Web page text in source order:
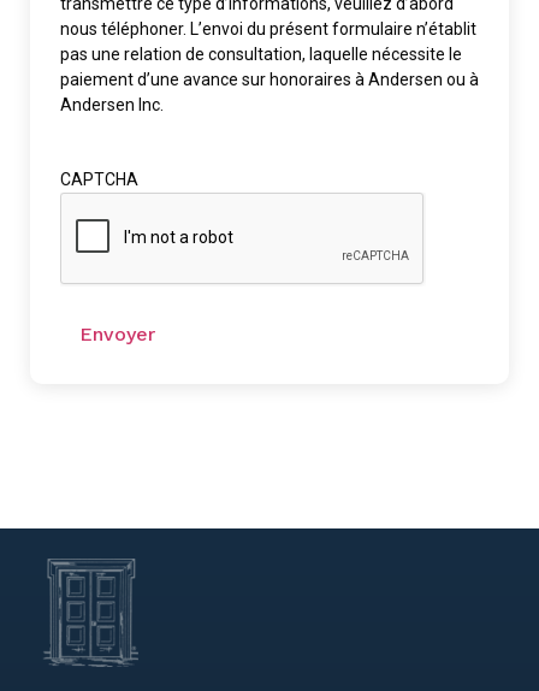
nous téléphoner. L’envoi du présent formulaire n’établit
pas une relation de consultation, laquelle nécessite le
paiement d’une avance sur honoraires à Andersen ou à
Andersen Inc.
CAPTCHA